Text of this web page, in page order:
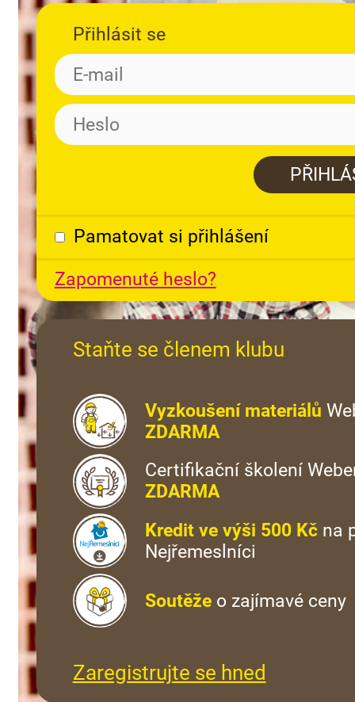
Přihlásit se
Pamatovat si přihlášení
Zapomenuté heslo?
Staňte se členem klubu
Vyzkoušení materiálů
ZDARMA
Certifikační školení
ZDARMA
Kredit ve výši 500 Kč na
Nejřemeslníci
Soutěže o zajímavé ceny
Zaregistrujte se hned